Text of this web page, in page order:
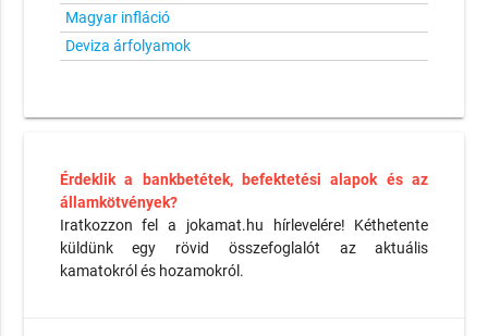
Magyar infláció
Deviza árfolyamok
Érdeklik a bankbetétek, befektetési alapok és az
államkötvények?
Iratkozzon fel a jokamat.hu hírlevelére! Kéthetente
küldünk egy rövid összefoglalót az aktuális
kamatokról és hozamokról.